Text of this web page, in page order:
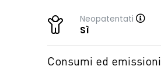
Neopatentati
Sì
Consumi ed emissioni